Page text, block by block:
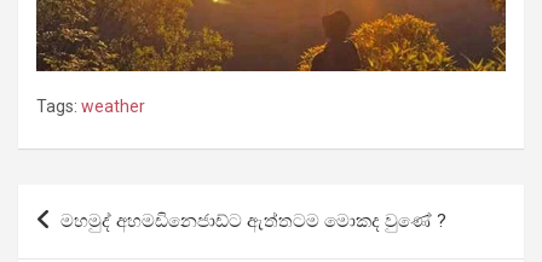
Tags: weather
Post
navigation
මහමුද් අහමඩිනෙජාඩ්ට ඇත්තටම මොකද වුණේ ?